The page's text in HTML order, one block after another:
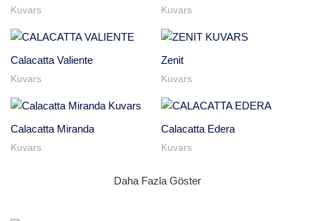
Kuvars Kuvars
Calacatta Valiente
Kuvars
Zenit
Kuvars
Calacatta Miranda
Kuvars
Calacatta Edera
Kuvars
Daha Fazla Göster